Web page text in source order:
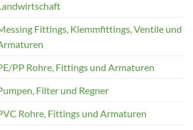
Fittings, Klemmfittings, Ventile und
PP Rohre, Fittings und Armaturen
Filter und Regner
Rohre, Fittings und Armaturen